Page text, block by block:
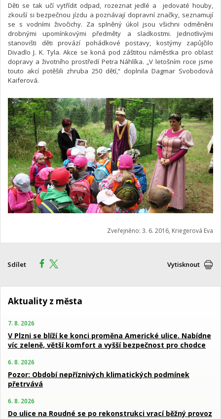
Děti se tak učí vytřídit odpad, rozeznat jedlé a jedovaté houby,
zkouší si bezpečnou jízdu a poznávají dopravní značky, seznamují
se s vodními živočichy. Za splněný úkol jsou všichni odměněni
drobnými upomínkovými předměty a sladkostmi. Jednotlivými
stanovišti děti provází pohádkové postavy, kostýmy zapůjčilo
Divadlo J. K. Tyla. Akce se koná pod záštitou náměstka pro oblast
dopravy a životního prostředí Petra Náhlíka. „V letošním roce jsme
touto akcí potěšili zhruba 250 dětí,“ doplnila Dagmar Svobodová
Kaiferová.
Zveřejněno: 3. 6. 2016, Kriegerová Eva
Sdílet Vytisknout
Aktuality z města
7. 8. 2026
V Plzni se blíží ke konci proměna Americké ulice. Nabídne
víc zeleně, větší komfort a vyšší bezpečnost pro chodce
6. 8. 2026
Pozor: Období nepříznivých klimatických podmínek
přetrvává
6. 8. 2026
Do ulice na Roudné se po rekonstrukci vrací běžný provoz